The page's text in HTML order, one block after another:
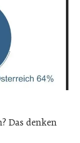
Das denken